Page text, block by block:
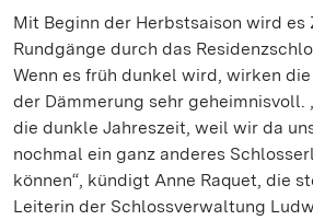
Mit Beginn der Herbstsaison wird
Rundgänge durch das
Wenn es früh dunkel wird, wirken
der Dämmerung sehr geheimnisvoll.
die dunkle Jahreszeit, weil wir da
nochmal ein ganz anderes
können“, kündigt Anne Raquet, die
Leiterin der Schlossverwaltung